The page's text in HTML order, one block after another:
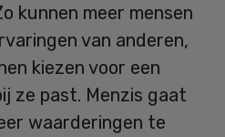
kunnen meer mensen
van anderen,
kiezen voor een
ze past. Menzis gaat
waarderingen te